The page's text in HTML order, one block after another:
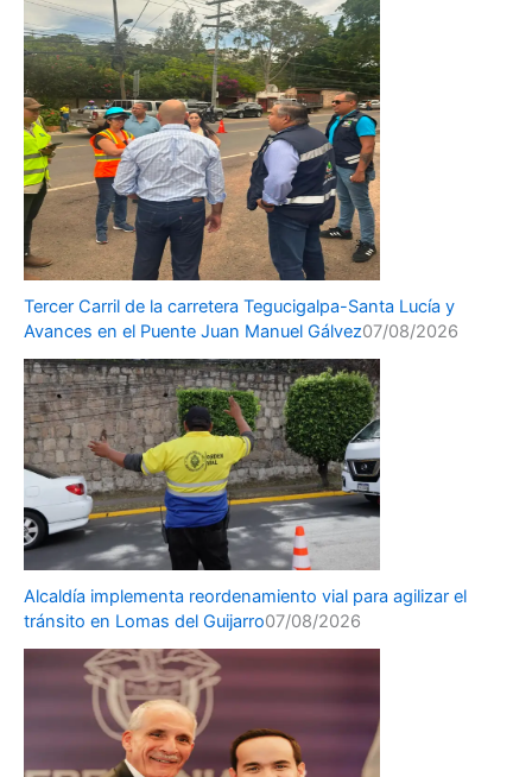
Tercer Carril de la carretera Tegucigalpa-Santa Lucía y
Avances en el Puente Juan Manuel Gálvez07/08/2026
Alcaldía implementa reordenamiento vial para agilizar el
tránsito en Lomas del Guijarro07/08/2026